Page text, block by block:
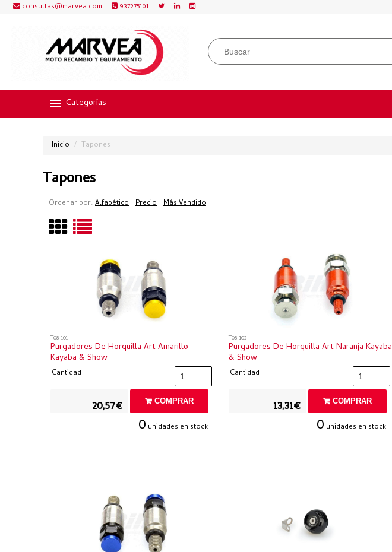
consultas@marvea.com 937275101
Categorías
Inicio Tapones
Tapones
Ordenar por: Alfabético | Precio | Más Vendido
T08-101
Purgadores De Horquilla Art Amarillo
Kayaba & Show
Cantidad
20,57€ COMPRAR
0 unidades en stock
T08-102
Purgadores De Horquilla Art Naranja Kayaba
& Show
Cantidad
13,31€ COMPRAR
0 unidades en stock